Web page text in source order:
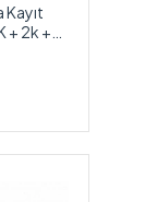
Kayıt
+ 2k +